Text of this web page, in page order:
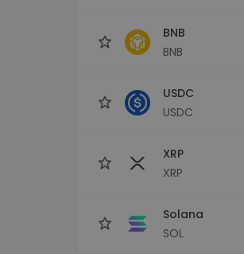
BNB
BNB
USDC
USDC
XRP
XRP
Solana
SOL